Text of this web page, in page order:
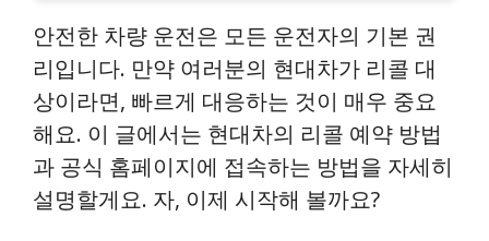
안전한 차량 운전은 모든 운전자의 기본 권
리입니다. 만약 여러분의 현대차가 리콜 대
상이라면, 빠르게 대응하는 것이 매우 중요
해요. 이 글에서는 현대차의 리콜 예약 방법
과 공식 홈페이지에 접속하는 방법을 자세히
설명할게요. 자, 이제 시작해 볼까요?